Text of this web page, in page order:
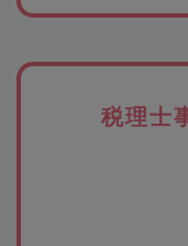
税理士